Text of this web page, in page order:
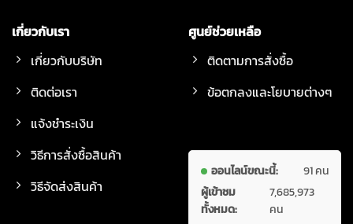
เกี่ยวกับเรา
เกี่ยวกับบริษัท
ติดต่อเรา
แจ้งชำระเงิน
วิธีการสั่งซื้อสินค้า
วิธีจัดส่งสินค้า
ศูนย์ช่วยเหลือ
ติดตามการสั่งซื้อ
ข้อตกลงและโยบายต่างๆ
ออนไลน์ขณะนี้:
91 คน
ผู้เข้าชม
ทั้งหมด:
7,685,973
คน